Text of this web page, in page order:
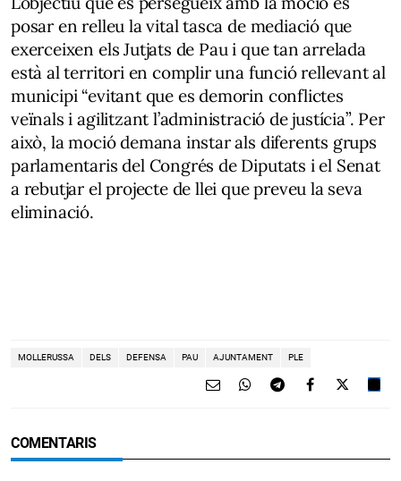
posar en relleu la vital tasca de mediació que
exerceixen els Jutjats de Pau i que tan arrelada
està al territori en complir una funció rellevant al
municipi “evitant que es demorin conflictes
veïnals i agilitzant l’administració de justícia”. Per
això, la moció demana instar als diferents grups
parlamentaris del Congrés de Diputats i el Senat
a rebutjar el projecte de llei que preveu la seva
eliminació.
MOLLERUSSA DELS DEFENSA PAU AJUNTAMENT PLE
COMENTARIS